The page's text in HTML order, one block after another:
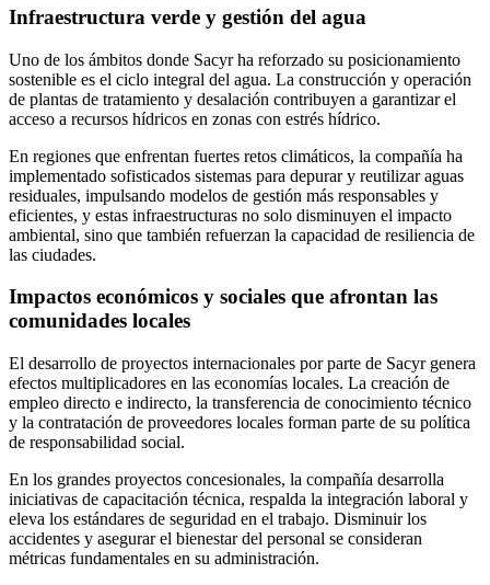
Infraestructura verde y gestión del agua
Uno de los ámbitos donde Sacyr ha reforzado su posicionamiento
sostenible es el ciclo integral del agua. La construcción y operación
de plantas de tratamiento y desalación contribuyen a garantizar el
acceso a recursos hídricos en zonas con estrés hídrico.
En regiones que enfrentan fuertes retos climáticos, la compañía ha
implementado sofisticados sistemas para depurar y reutilizar aguas
residuales, impulsando modelos de gestión más responsables y
eficientes, y estas infraestructuras no solo disminuyen el impacto
ambiental, sino que también refuerzan la capacidad de resiliencia de
las ciudades.
Impactos económicos y sociales que afrontan las
comunidades locales
El desarrollo de proyectos internacionales por parte de Sacyr genera
efectos multiplicadores en las economías locales. La creación de
empleo directo e indirecto, la transferencia de conocimiento técnico
y la contratación de proveedores locales forman parte de su política
de responsabilidad social.
En los grandes proyectos concesionales, la compañía desarrolla
iniciativas de capacitación técnica, respalda la integración laboral y
eleva los estándares de seguridad en el trabajo. Disminuir los
accidentes y asegurar el bienestar del personal se consideran
métricas fundamentales en su administración.